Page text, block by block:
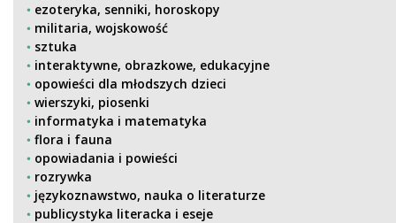
ezoteryka, senniki, horoskopy
militaria, wojskowość
sztuka
interaktywne, obrazkowe, edukacyjne
opowieści dla młodszych dzieci
wierszyki, piosenki
informatyka i matematyka
flora i fauna
opowiadania i powieści
rozrywka
językoznawstwo, nauka o literaturze
publicystyka literacka i eseje